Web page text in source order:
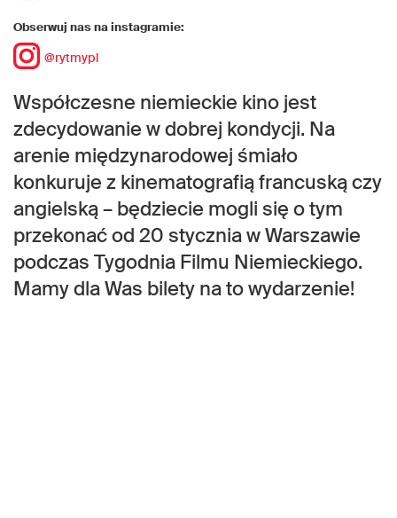
Obserwuj nas na instagramie:
@rytmypl
Współczesne niemieckie kino jest
zdecydowanie w dobrej kondycji. Na
arenie międzynarodowej śmiało
konkuruje z kinematografią francuską czy
angielską – będziecie mogli się o tym
przekonać od 20 stycznia w Warszawie
podczas Tygodnia Filmu Niemieckiego.
Mamy dla Was bilety na to wydarzenie!